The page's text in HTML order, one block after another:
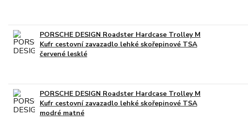
PORSCHE DESIGN Roadster Hardcase Trolley M
Kufr cestovní zavazadlo lehké skořepinové TSA
červené lesklé
PORSCHE DESIGN Roadster Hardcase Trolley M
Kufr cestovní zavazadlo lehké skořepinové TSA
modré matné